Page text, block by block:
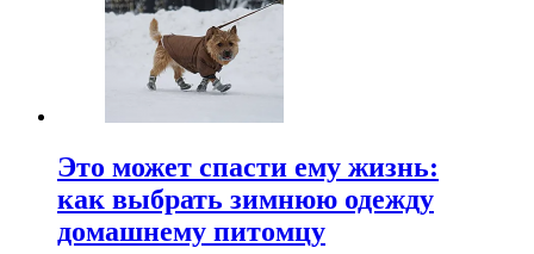
Это может спасти ему жизнь:
как выбрать зимнюю одежду
домашнему питомцу